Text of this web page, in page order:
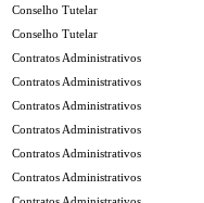
Conselho Tutelar
Conselho Tutelar
Contratos Administrativos
Contratos Administrativos
Contratos Administrativos
Contratos Administrativos
Contratos Administrativos
Contratos Administrativos